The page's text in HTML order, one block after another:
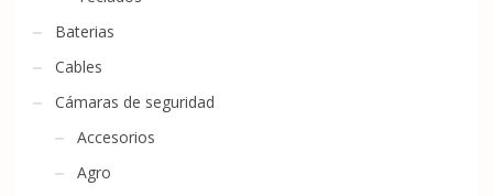
Baterias
Cables
Cámaras de seguridad
Accesorios
Agro